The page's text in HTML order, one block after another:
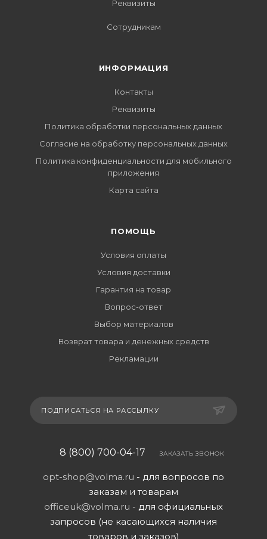
Реквизиты
Сотрудникам
ИНФОРМАЦИЯ
Контакты
Реквизиты
Политика обработки персональных данных
Согласие на обработку персональных данных
Политика конфиденциальности для мобильного
приложения
Карта сайта
ПОМОЩЬ
Условия оплаты
Условия доставки
Гарантия на товар
Вопрос-ответ
Выбор материалов
Возврат товара и денежных средств
Рекламации
ПОДПИСАТЬСЯ НА РАССЫЛКУ
8 (800) 700-04-17 ЗАКАЗАТЬ ЗВОНОК
opt-shop@volma.ru - для вопросов по
заказам и товарам
officeuk@volma.ru - для официальных
запросов (не касающихся наличия
товаров и заказов)